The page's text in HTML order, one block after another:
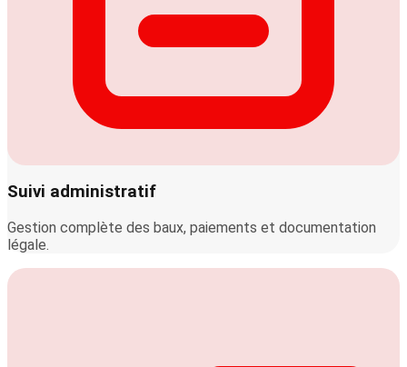
Suivi administratif
Gestion complète des baux, paiements et documentation
légale.